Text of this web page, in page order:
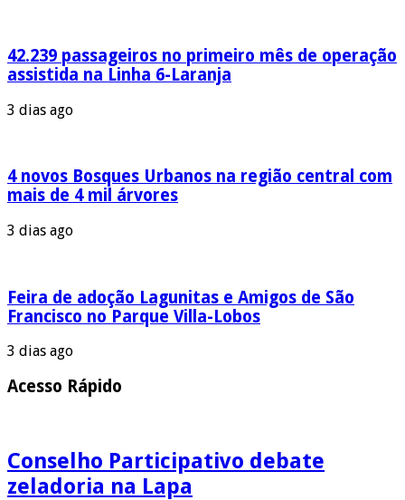
42.239 passageiros no primeiro mês de operação
assistida na Linha 6-Laranja
3 dias ago
4 novos Bosques Urbanos na região central com
mais de 4 mil árvores
3 dias ago
Feira de adoção Lagunitas e Amigos de São
Francisco no Parque Villa-Lobos
3 dias ago
Acesso Rápido
Conselho Participativo debate
zeladoria na Lapa